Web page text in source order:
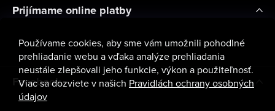
Používame cookies, aby sme vám umožnili pohodlné
prehliadanie webu a vďaka analýze prehliadania
neustále zlepšovali jeho funkcie, výkon a použiteľnosť.
Viac sa dozviete v našich Pravidlách ochrany osobných
údajov
Prijímame online platby
Facebook